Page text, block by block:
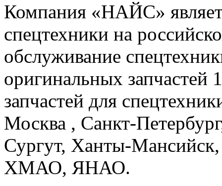
Компания «НАЙС»
спецтехники на
обслуживание
оригинальных
запчастей для
Москва , Санкт-
Сургут, Ханты-
ХМАО, ЯНАО.